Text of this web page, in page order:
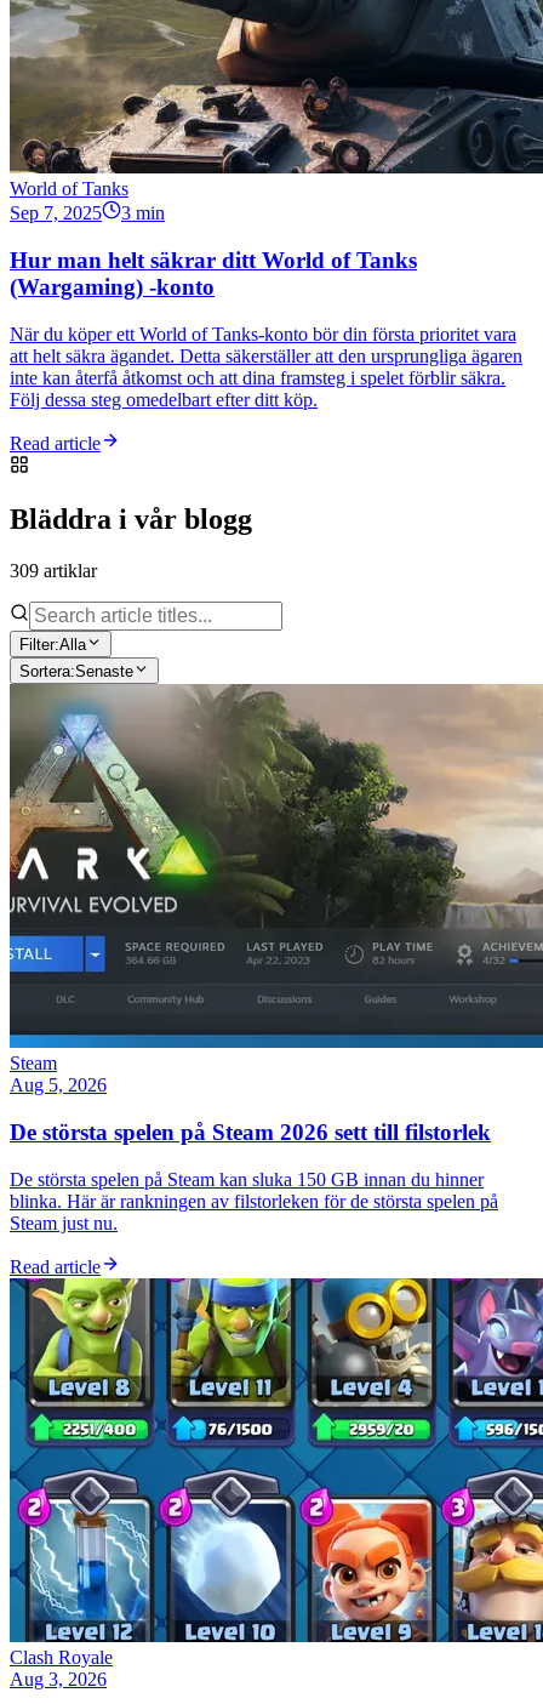
World of Tanks
Sep 7, 2025
3 min
Hur man helt säkrar ditt World of Tanks
(Wargaming) -konto
När du köper ett World of Tanks-konto bör din första prioritet vara
att helt säkra ägandet. Detta säkerställer att den ursprungliga ägaren
inte kan återfå åtkomst och att dina framsteg i spelet förblir säkra.
Följ dessa steg omedelbart efter ditt köp.
Read article
Bläddra i vår blogg
309 artiklar
Filter:Alla
Sortera:Senaste
Steam
Aug 5, 2026
De största spelen på Steam 2026 sett till filstorlek
De största spelen på Steam kan sluka 150 GB innan du hinner
blinka. Här är rankningen av filstorleken för de största spelen på
Steam just nu.
Read article
Clash Royale
Aug 3, 2026